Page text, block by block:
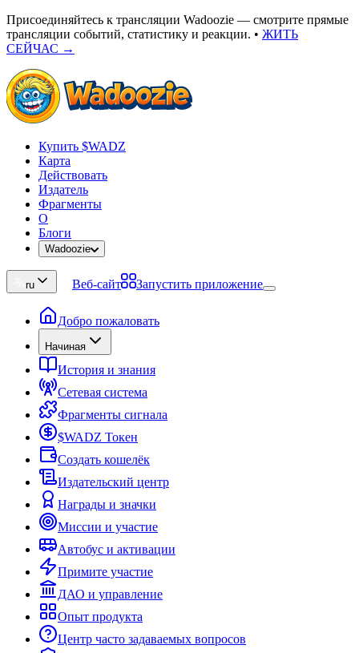
Присоединяйтесь к трансляции Wadoozie — смотрите прямые
трансляции событий, статистику и реакции. • ЖИТЬ
СЕЙЧАС →
Купить $WADZ
Карта
Действовать
Издатель
Фрагменты
О
Блоги
Wadoozie
ru Веб-сайт Запустить приложение
Добро пожаловать
Начиная
История и знания
Сетевая система
Фрагменты сигнала
$WADZ Токен
Создать кошелёк
Издательский центр
Награды и значки
Миссии и участие
Автобус и активации
Примите участие
ДАО и управление
Опыт продукта
Центр часто задаваемых вопросов